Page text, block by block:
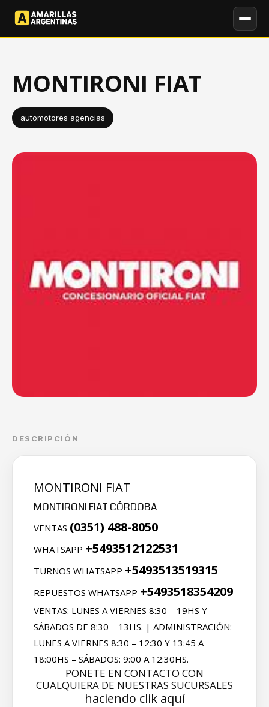
MONTIRONI FIAT
automotores agencias
DESCRIPCIÓN
MONTIRONI FIAT
MONTIRONI FIAT CÓRDOBA
VENTAS (0351) 488-8050
WHATSAPP +5493512122531
TURNOS WHATSAPP +5493513519315
REPUESTOS WHATSAPP +5493518354209
VENTAS: LUNES A VIERNES 8:30 – 19HS Y
SÁBADOS DE 8:30 – 13HS. | ADMINISTRACIÓN:
LUNES A VIERNES 8:30 – 12:30 Y 13:45 A
18:00HS – SÁBADOS: 9:00 A 12:30HS.
PONETE EN CONTACTO CON
CUALQUIERA DE NUESTRAS SUCURSALES
haciendo clik aquí